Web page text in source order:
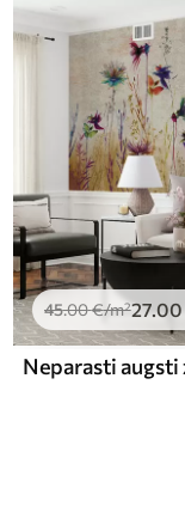
45.00€/m²27.00